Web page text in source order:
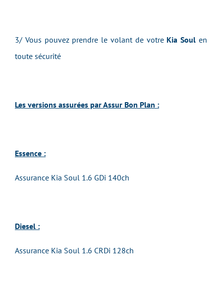
3/ Vous pouvez prendre le volant de votre Kia Soul en
toute sécurité
Les versions assurées par Assur Bon Plan :
Essence :
Assurance Kia Soul 1.6 GDi 140ch
Diesel :
Assurance Kia Soul 1.6 CRDi 128ch